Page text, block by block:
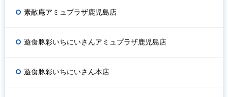
素敵庵アミュプラザ鹿児島店
遊食豚彩いちにいさんアミュプラザ鹿児島店
遊食豚彩いちにいさん本店